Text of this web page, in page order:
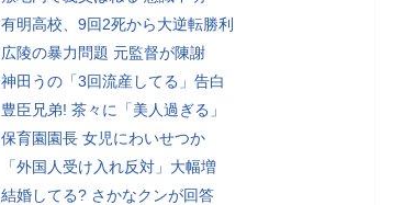
有明高校、9回2死から大逆転勝利
広陵の暴力問題 元監督が陳謝
神田うの「3回流産してる」告白
豊臣兄弟! 茶々に「美人過ぎる」
保育園園長 女児にわいせつか
「外国人受け入れ反対」大幅増
結婚してる? さかなクンが回答